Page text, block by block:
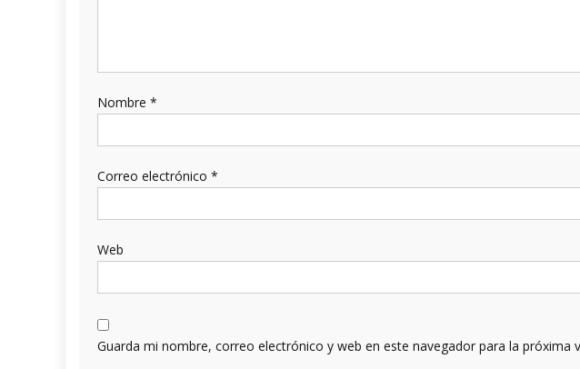
Nombre *
Correo electrónico *
Web
Guarda mi nombre, correo electrónico y web en este navegador para la próxima